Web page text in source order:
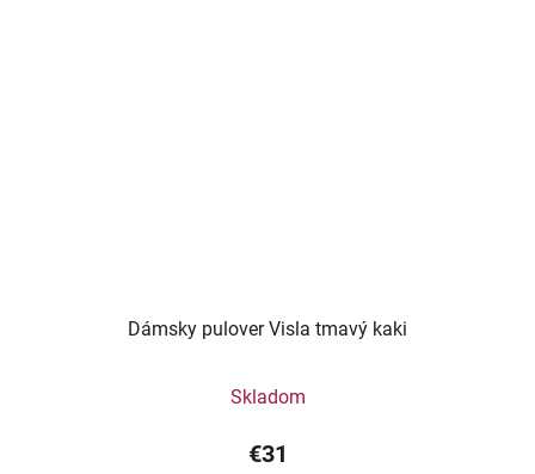
Dámsky pulover Visla tmavý kaki
Skladom
€31